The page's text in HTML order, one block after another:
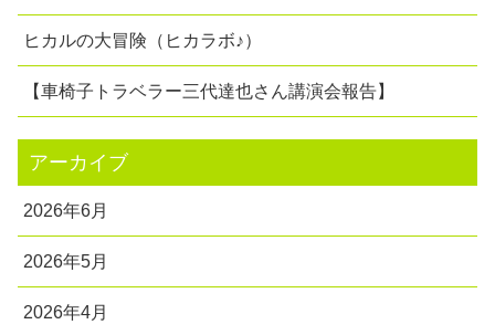
ヒカルの大冒険（ヒカラボ♪）
【車椅子トラベラー三代達也さん講演会報告】
アーカイブ
2026年6月
2026年5月
2026年4月